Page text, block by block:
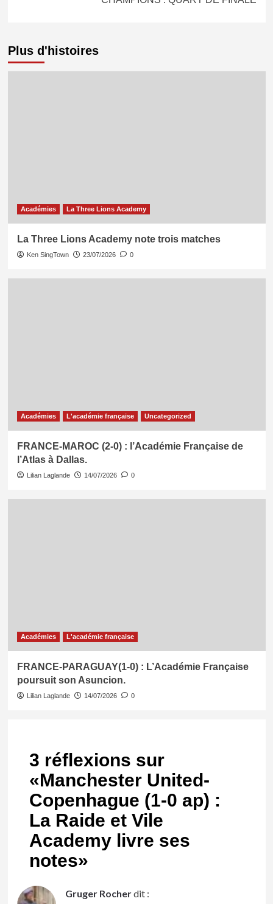
Plus d'histoires
Académies La Three Lions Academy
La Three Lions Academy note trois matches
Ken SingTown 23/07/2026 0
Académies L'académie française Uncategorized
FRANCE-MAROC (2-0) : l’Académie Française de
l’Atlas à Dallas.
Lilian Laglande 14/07/2026 0
Académies L'académie française
FRANCE-PARAGUAY(1-0) : L’Académie Française
poursuit son Asuncion.
Lilian Laglande 14/07/2026 0
3 réflexions sur
«Manchester United-
Copenhague (1-0 ap) :
La Raide et Vile
Academy livre ses
notes»
Gruger Rocherdit :